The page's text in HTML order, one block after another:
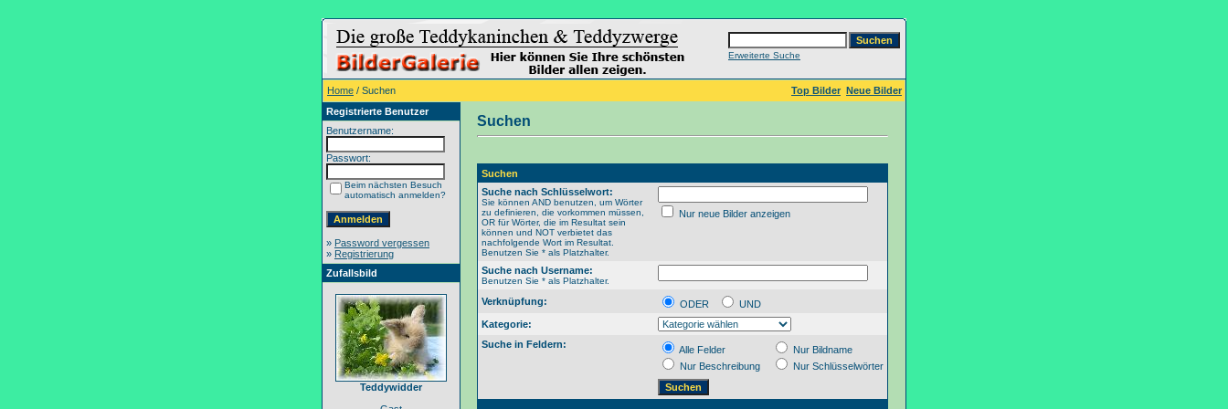
Erweiterte Suche
Home / Suchen Top Bilder Neue Bilder
Registrierte Benutzer
Benutzername:
Passwort:
Beim nächsten Besuch
automatisch anmelden?
» Password vergessen
» Registrierung
Zufallsbild
Teddywidder
Suchen
Suchen
Suche nach Schlüsselwort:
Sie können AND benutzen, um Wörter
zu definieren, die vorkommen müssen,
OR für Wörter, die im Resultat sein
können und NOT verbietet das
nachfolgende Wort im Resultat.
Benutzen Sie * als Platzhalter.
Nur neue Bilder anzeigen
Suche nach Username:
Benutzen Sie * als Platzhalter.
Verknüpfung: ODER
UND
Kategorie:
Suche in Feldern:
Alle Felder
Nur Bildname
Nur Beschreibung
Nur Schlüsselwörter